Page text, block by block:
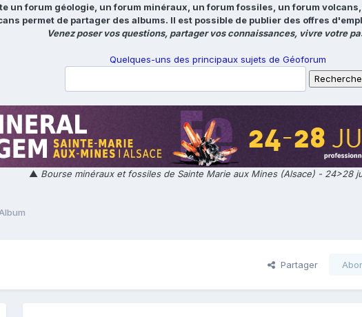
un forum géologie, un forum minéraux, un forum fossiles, un forum
permet de partager des albums. Il est possible de publier des offres
Venez poser vos questions, partager vos connaissances, vivre votre
Quelques-uns des principaux sujets de Géoforum
▲ Bourse minéraux et fossiles de Sainte Marie aux Mines (Alsace) - 24>28
Partager